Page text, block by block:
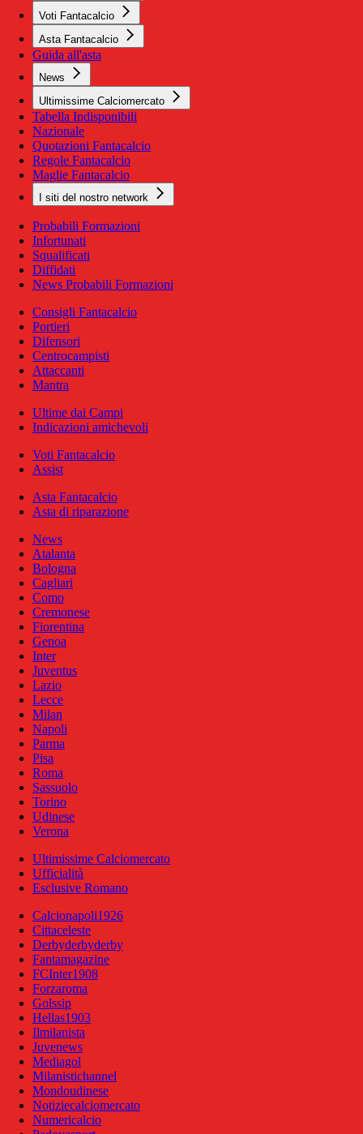
Voti Fantacalcio
Asta Fantacalcio
Guida all'asta
News
Ultimissime Calciomercato
Tabella Indisponibili
Nazionale
Quotazioni Fantacalcio
Regole Fantacalcio
Maglie Fantacalcio
I siti del nostro network
Probabili Formazioni
Infortunati
Squalificati
Diffidati
News Probabili Formazioni
Consigli Fantacalcio
Portieri
Difensori
Centrocampisti
Attaccanti
Mantra
Ultime dai Campi
Indicazioni amichevoli
Voti Fantacalcio
Assist
Asta Fantacalcio
Asta di riparazione
News
Atalanta
Bologna
Cagliari
Como
Cremonese
Fiorentina
Genoa
Inter
Juventus
Lazio
Lecce
Milan
Napoli
Parma
Pisa
Roma
Sassuolo
Torino
Udinese
Verona
Ultimissime Calciomercato
Ufficialità
Esclusive Romano
Calcionapoli1926
Cittaceleste
Derbyderbyderby
Fantamagazine
FCInter1908
Forzaroma
Golssip
Hellas1903
Ilmilanista
Juvenews
Mediagol
Milanistichannel
Mondoudinese
Notiziecalciomercato
Numericalcio